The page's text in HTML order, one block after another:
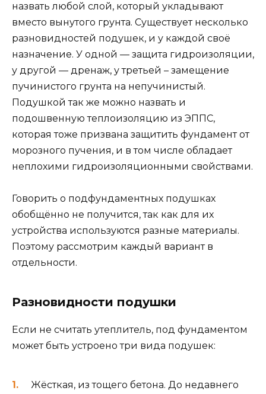
назвать любой слой, который укладывают
вместо вынутого грунта. Существует несколько
разновидностей подушек, и у каждой своё
назначение. У одной — защита гидроизоляции,
у другой — дренаж, у третьей – замещение
пучинистого грунта на непучинистый.
Подушкой так же можно назвать и
подошвенную теплоизоляцию из ЭППС,
которая тоже призвана защитить фундамент от
морозного пучения, и в том числе обладает
неплохими гидроизоляционными свойствами.
Говорить о подфундаментных подушках
обобщённо не получится, так как для их
устройства используются разные материалы.
Поэтому рассмотрим каждый вариант в
отдельности.
Разновидности подушки
Если не считать утеплитель, под фундаментом
может быть устроено три вида подушек:
Жёсткая, из тощего бетона. До недавнего